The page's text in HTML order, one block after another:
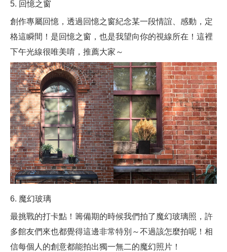
5. 回憶之窗
創作專屬回憶，透過回憶之窗紀念某一段情誼、感動，定
格這瞬間！是回憶之窗，也是我望向你的視線所在！這裡
下午光線很唯美唷，推薦大家～
6. 魔幻玻璃
最挑戰的打卡點！籌備期的時候我們拍了魔幻玻璃照，許
多館友們來也都覺得這邊非常特別～不過該怎麼拍呢！相
信每個人的創意都能拍出獨一無二的魔幻照片！